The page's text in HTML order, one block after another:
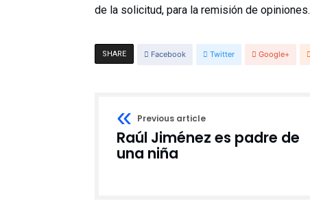
de la solicitud, para la remisión de opiniones.
SHARE Facebook Twitter Google+
Previous article
Raúl Jiménez es padre de
una niña